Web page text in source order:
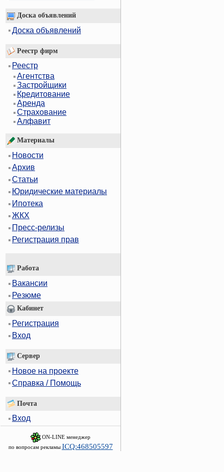
Доска объявлений
Доска объявлений
Реестр фирм
Реестр
Агентства
Застройщики
Кредитование
Аренда
Страхование
Алфавит
Материалы
Новости
Архив
Статьи
Юридические материалы
Ипотека
ЖКХ
Пресс-релизы
Регистрация прав
Работа
Вакансии
Резюме
Кабинет
Регистрация
Вход
Сервер
Новое на проекте
Справка / Помощь
Почта
Вход
ON-LINE менеджер
по вопросам рекламы ICQ:468505597